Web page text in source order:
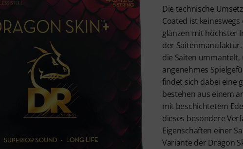
Die technische
Coated ist
glänzen mit höchster
der
die Saiten
angenehmes
findet sich dabei eine
bestehen aus einem
mit beschichtetem
dieses besondere
Eigenschaften einer
Variante der Dragon